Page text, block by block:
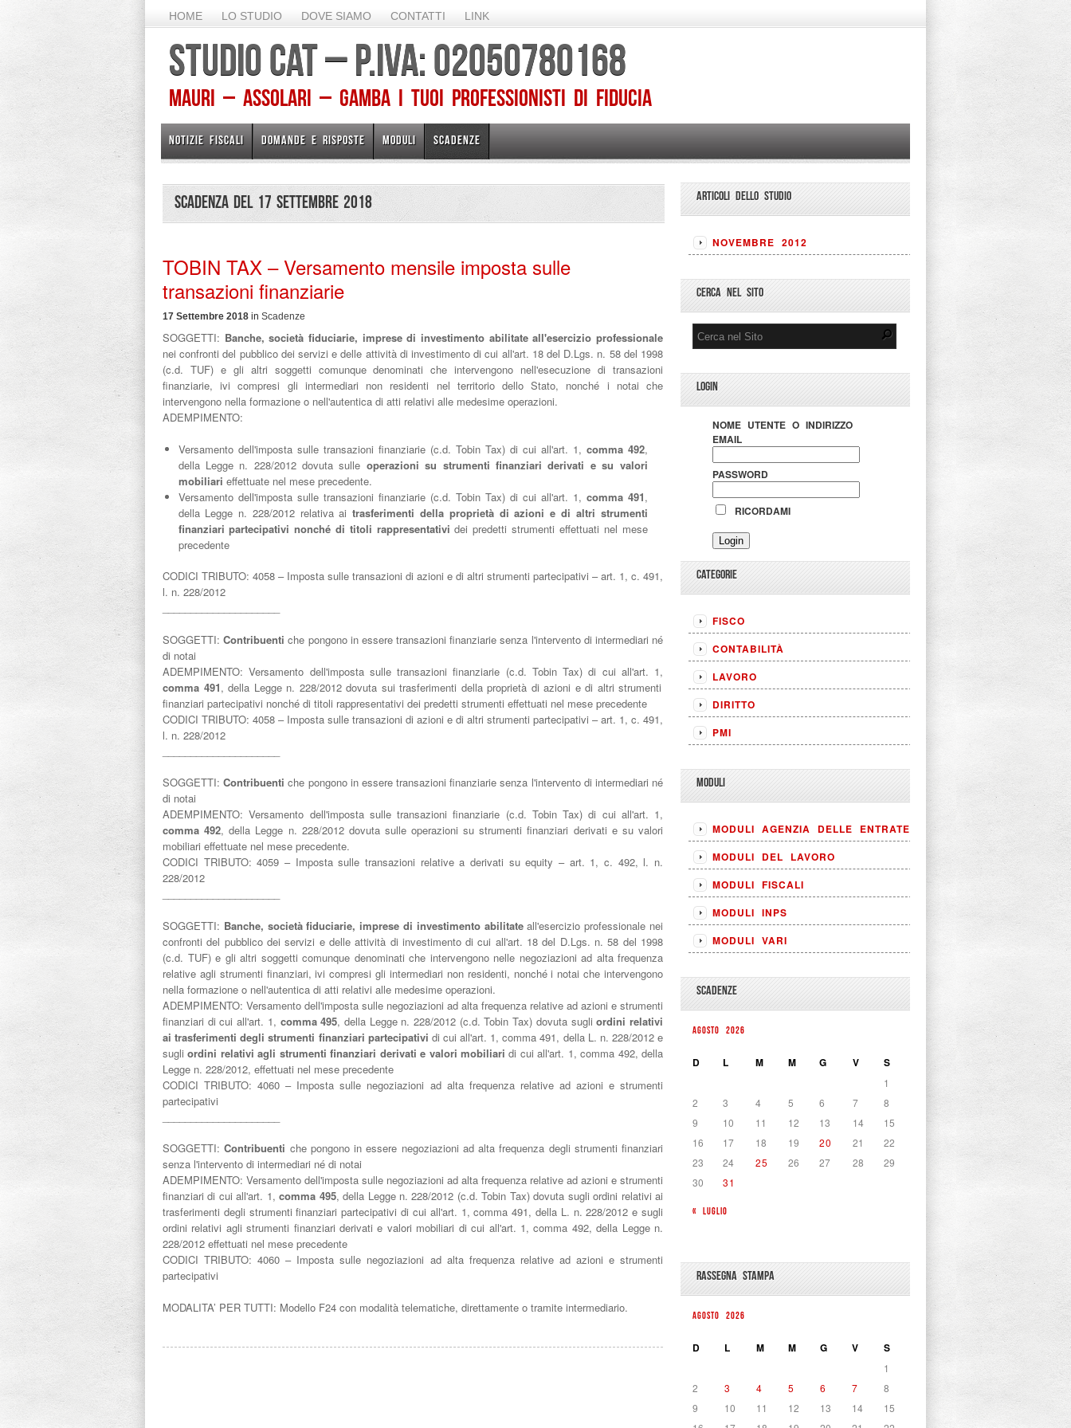
HOME LO STUDIO DOVE SIAMO CONTATTI LINK
STUDIO CAT – P.IVA: 02050780168
Mauri – Assolari – Gamba I TUOI PROFESSIONISTI DI FIDUCIA
NOTIZIE FISCALI DOMANDE E RISPOSTE MODULI SCADENZE
Scadenza del 17 Settembre 2018
TOBIN TAX – Versamento mensile imposta sulle
transazioni finanziarie
17 Settembre 2018 in Scadenze
SOGGETTI: Banche, società fiduciarie, imprese di investimento abilitate all'esercizio professionale
nei confronti del pubblico dei servizi e delle attività di investimento di cui all'art. 18 del D.Lgs. n. 58 del 1998
(c.d. TUF) e gli altri soggetti comunque denominati che intervengono nell'esecuzione di transazioni
finanziarie, ivi compresi gli intermediari non residenti nel territorio dello Stato, nonché i notai che
intervengono nella formazione o nell'autentica di atti relativi alle medesime operazioni.
ADEMPIMENTO:
Versamento dell'imposta sulle transazioni finanziarie (c.d. Tobin Tax) di cui all'art. 1, comma 492,
della Legge n. 228/2012 dovuta sulle operazioni su strumenti finanziari derivati e su valori
mobiliari effettuate nel mese precedente.
Versamento dell'imposta sulle transazioni finanziarie (c.d. Tobin Tax) di cui all'art. 1, comma 491,
della Legge n. 228/2012 relativa aitrasferimenti della proprietà di azioni e di altri strumenti
finanziari partecipativi nonché di titoli rappresentativi dei predetti strumenti effettuati nel mese
precedente
CODICI TRIBUTO: 4058 – Imposta sulle transazioni di azioni e di altri strumenti partecipativi – art. 1, c. 491,
l. n. 228/2012
SOGGETTI:Contribuenti che pongono in essere transazioni finanziarie senza l'intervento di intermediari né
di notai
ADEMPIMENTO:Versamento dell'imposta sulle transazioni finanziarie (c.d. Tobin Tax) di cui all'art. 1,
comma 491, della Legge n. 228/2012 dovuta sui trasferimenti della proprietà di azioni e di altri strumenti
finanziari partecipativi nonché di titoli rappresentativi dei predetti strumenti effettuati nel mese precedente
CODICI TRIBUTO: 4058 – Imposta sulle transazioni di azioni e di altri strumenti partecipativi – art. 1, c. 491,
l. n. 228/2012
SOGGETTI:Contribuentiche pongono in essere transazioni finanziarie senza l'intervento di intermediari né
di notai
ADEMPIMENTO:Versamento dell'imposta sulle transazioni finanziarie (c.d. Tobin Tax) di cui all'art. 1,
comma 492, della Legge n. 228/2012 dovuta sulle operazioni su strumenti finanziari derivati e su valori
mobiliari effettuate nel mese precedente.
CODICI TRIBUTO:4059 – Imposta sulle transazioni relative a derivati su equity – art. 1, c. 492, l. n.
228/2012
SOGGETTI: Banche, società fiduciarie, imprese di investimento abilitateall'esercizio professionale nei
confronti del pubblico dei servizi e delle attività di investimento di cui all'art. 18 del D.Lgs. n. 58 del 1998
(c.d. TUF) e gli altri soggetti comunque denominati che intervengono nelle negoziazioni ad alta frequenza
relative agli strumenti finanziari, ivi compresi gli intermediari non residenti, nonché i notai che intervengono
nella formazione o nell'autentica di atti relativi alle medesime operazioni.
ADEMPIMENTO: Versamento dell'imposta sulle negoziazioni ad alta frequenza relative ad azioni e strumenti
finanziari di cui all'art. 1, comma 495, della Legge n. 228/2012 (c.d. Tobin Tax) dovuta sugliordini relativi
ai trasferimenti degli strumenti finanziari partecipativi di cui all'art. 1, comma 491, della L. n. 228/2012 e
sugliordini relativi agli strumenti finanziari derivati e valori mobiliari di cui all'art. 1, comma 492, della
Legge n. 228/2012, effettuati nel mese precedente
CODICI TRIBUTO:4060 – Imposta sulle negoziazioni ad alta frequenza relative ad azioni e strumenti
partecipativi
SOGGETTI: Contribuenti che pongono in essere negoziazioni ad alta frequenza degli strumenti finanziari
senza l'intervento di intermediari né di notai
ADEMPIMENTO: Versamento dell'imposta sulle negoziazioni ad alta frequenza relative ad azioni e strumenti
finanziari di cui all'art. 1,comma 495, della Legge n. 228/2012 (c.d. Tobin Tax) dovuta sugli ordini relativi ai
trasferimenti degli strumenti finanziari partecipativi di cui all'art. 1, comma 491, della L. n. 228/2012 e sugli
ordini relativi agli strumenti finanziari derivati e valori mobiliari di cui all'art. 1, comma 492, della Legge n.
228/2012 effettuati nel mese precedente
CODICI TRIBUTO:4060 – Imposta sulle negoziazioni ad alta frequenza relative ad azioni e strumenti
partecipativi
MODALITA’ PER TUTTI: Modello F24 con modalità telematiche, direttamente o tramite intermediario.
ARTICOLI DELLO STUDIO
NOVEMBRE 2012
CERCA NEL SITO
LOGIN
NOME UTENTE O INDIRIZZO
EMAIL
PASSWORD
RICORDAMI
CATEGORIE
FISCO
CONTABILITÀ
LAVORO
DIRITTO
PMI
MODULI
MODULI AGENZIA DELLE ENTRATE
MODULI DEL LAVORO
MODULI FISCALI
MODULI INPS
MODULI VARI
SCADENZE
AGOSTO 2026
D L M M G V S
« LUGLIO
1
2
3 4 5 6 7
8
9
10 11 12 13 14
15
16
17 18 19 20 21
22
23
24 25 26 27 28
29
30
31
RASSEGNA STAMPA
AGOSTO 2026
D L M M G V S
1
2
3 4 5 6 7
8
9
10 11 12 13 14
15